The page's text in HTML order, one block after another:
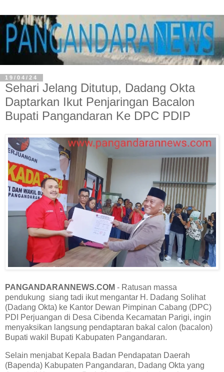
19/04/24
Sehari Jelang Ditutup, Dadang Okta
Daptarkan Ikut Penjaringan Bacalon
Bupati Pangandaran Ke DPC PDIP
PANGANDARANNEWS.COM - Ratusan massa
pendukung siang tadi ikut mengantar H. Dadang Solihat
(Dadang Okta) ke Kantor Dewan Pimpinan Cabang (DPC)
PDI Perjuangan di Desa Cibenda Kecamatan Parigi, ingin
menyaksikan langsung pendaptaran bakal calon (bacalon)
Bupati wakil Bupati Kabupaten Pangandaran.
Selain menjabat Kepala Badan Pendapatan Daerah
(Bapenda) Kabupaten Pangandaran, Dadang Okta yang